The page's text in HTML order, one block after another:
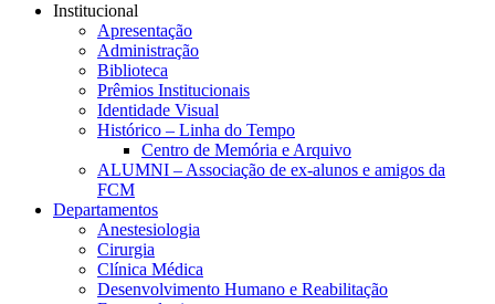
Institucional
Apresentação
Administração
Biblioteca
Prêmios Institucionais
Identidade Visual
Histórico – Linha do Tempo
Centro de Memória e Arquivo
ALUMNI – Associação de ex-alunos e amigos da
FCM
Departamentos
Anestesiologia
Cirurgia
Clínica Médica
Desenvolvimento Humano e Reabilitação